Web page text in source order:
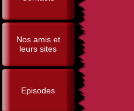
Nos amis et
leurs sites
Episodes